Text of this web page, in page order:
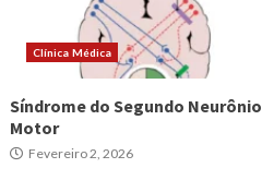
Clínica Médica
Síndrome do Segundo Neurônio
Motor
Fevereiro 2, 2026